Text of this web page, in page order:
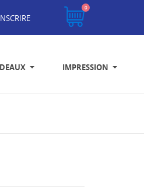
0
IMPRESSION